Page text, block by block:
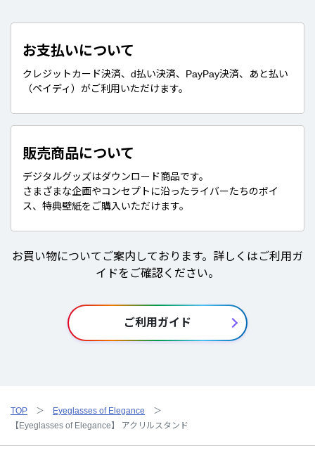
お支払いについて
クレジットカード決済、d払い決済、PayPay決済、あと払い
（ペイディ）がご利用いただけます。
販売商品について
デジタルグッズはダウンロード商品です。
さまざまな企画やコンセプトに沿ったライバーたちのボイ
ス、特典壁紙をご購入いただけます。
お買い物についてご案内しております。詳しくはご利用ガ
イドをご確認ください。
ご利用ガイド
TOP
Eyeglasses of Elegance
【Eyeglasses of Elegance】 アクリルスタンド